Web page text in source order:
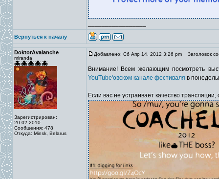
Вернуться к началу
DoktorAvalanche
miranda
Зарегистрирован:
20.02.2010
Сообщения: 478
Откуда: Minsk, Belarus
Добавлено: Сб Апр 14, 2012 3:26 pm Заголовок
Внимание! Всем желающим посмотреть
YouTube'овском канале фестиваля в
Если вас не устраивает качество